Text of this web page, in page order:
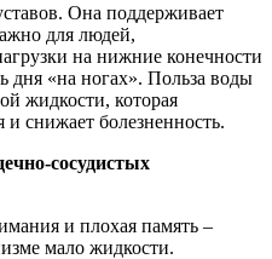
Она поддерживает
для людей,
на нижние конечности
«на ногах». Польза воды
жидкости, которая
снижает болезненность.
сосудистых
и плохая память ‒
мало жидкости.